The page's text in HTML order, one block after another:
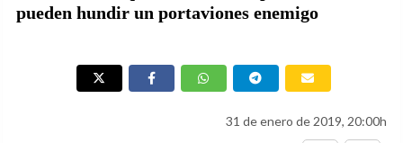
pueden hundir un portaviones enemigo
31 de enero de 2019, 20:00h